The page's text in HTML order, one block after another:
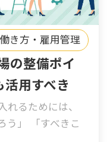
の整備ポイ
用すべき
れるためには、
う」 「すべきこ
働き方・雇用管理